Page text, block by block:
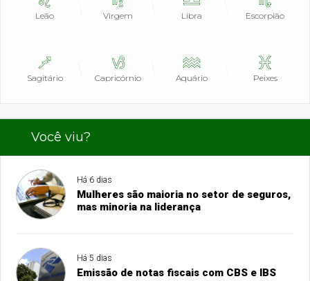
Leão Virgem Libra Escorpião
Sagitário Capricórnio Aquário Peixes
Você viu?
Há 6 dias
Mulheres são maioria no setor de seguros,
mas minoria na liderança
Há 5 dias
Emissão de notas fiscais com CBS e IBS